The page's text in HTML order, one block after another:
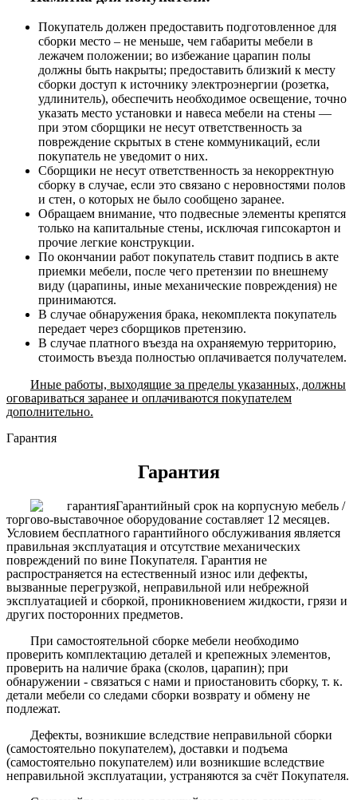
Покупатель должен предоставить подготовленное для
сборки место – не меньше, чем габариты мебели в
лежачем положении; во избежание царапин полы
должны быть накрыты; предоставить близкий к месту
сборки доступ к источнику электроэнергии (розетка,
удлинитель), обеспечить необходимое освещение, точно
указать место установки и навеса мебели на стены —
при этом сборщики не несут ответственность за
повреждение скрытых в стене коммуникаций, если
покупатель не уведомит о них.
Сборщики не несут ответственность за некорректную
сборку в случае, если это связано с неровностями полов
и стен, о которых не было сообщено заранее.
Обращаем внимание, что подвесные элементы крепятся
только на капитальные стены, исключая гипсокартон и
прочие легкие конструкции.
По окончании работ покупатель ставит подпись в акте
приемки мебели, после чего претензии по внешнему
виду (царапины, иные механические повреждения) не
принимаются.
В случае обнаружения брака, некомплекта покупатель
передает через сборщиков претензию.
В случае платного въезда на охраняемую территорию,
стоимость въезда полностью оплачивается получателем.
Иные работы, выходящие за пределы указанных, должны
оговариваться заранее и оплачиваются покупателем
дополнительно.
Гарантия
Гарантия
Гарантийный срок на корпусную мебель /
торгово-выставочное оборудование составляет 12 месяцев.
Условием бесплатного гарантийного обслуживания является
правильная эксплуатация и отсутствие механических
повреждений по вине Покупателя. Гарантия не
распространяется на естественный износ или дефекты,
вызванные перегрузкой, неправильной или небрежной
эксплуатацией и сборкой, проникновением жидкости, грязи и
других посторонних предметов.
При самостоятельной сборке мебели необходимо
проверить комплектацию деталей и крепежных элементов,
проверить на наличие брака (сколов, царапин); при
обнаружении - связаться с нами и приостановить сборку, т. к.
детали мебели со следами сборки возврату и обмену не
подлежат.
Дефекты, возникшие вследствие неправильной сборки
(самостоятельно покупателем), доставки и подъема
(самостоятельно покупателем) или возникшие вследствие
неправильной эксплуатации, устраняются за счёт Покупателя.